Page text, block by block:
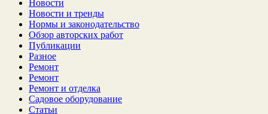
Новости
Новости и тренды
Нормы и законодательство
Обзор авторских работ
Публикации
Разное
Ремонт
Ремонт
Ремонт и отделка
Садовое оборудование
Статьи